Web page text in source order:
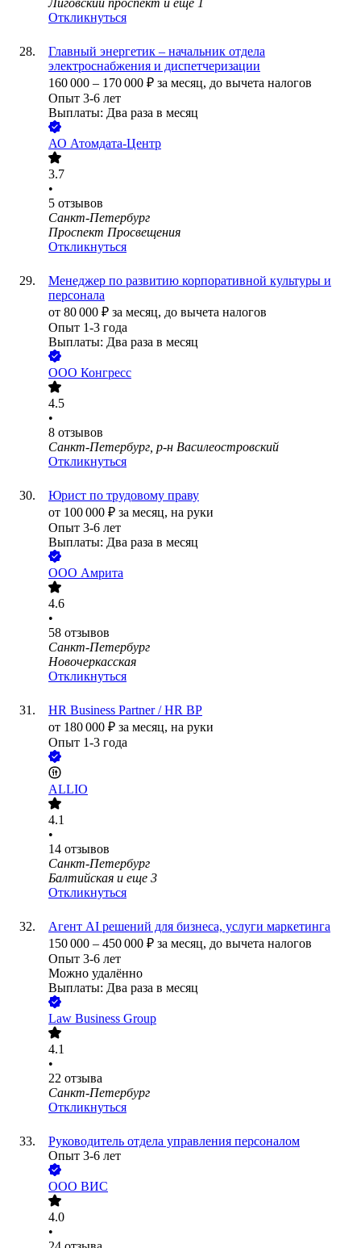
Лиговский проспект и еще 1
Откликнуться
Главный энергетик – начальник отдела
электроснабжения и диспетчеризации
160 000 – 170 000 ₽ за месяц, до вычета налогов
Опыт 3-6 лет
Выплаты: Два раза в месяц
АО Атомдата-Центр
3.7
•
5 отзывов
Санкт-Петербург
Проспект Просвещения
Откликнуться
Менеджер по развитию корпоративной культуры и
персонала
от 80 000 ₽ за месяц, до вычета налогов
Опыт 1-3 года
Выплаты: Два раза в месяц
ООО Конгресс
4.5
•
8 отзывов
Санкт-Петербург, р-н Василеостровский
Откликнуться
Юрист по трудовому праву
от 100 000 ₽ за месяц, на руки
Опыт 3-6 лет
Выплаты: Два раза в месяц
ООО Амрита
4.6
•
58 отзывов
Санкт-Петербург
Новочеркасская
Откликнуться
HR Business Partner / HR BP
от 180 000 ₽ за месяц, на руки
Опыт 1-3 года
ALLIO
4.1
•
14 отзывов
Санкт-Петербург
Балтийская и еще 3
Откликнуться
Агент AI решений для бизнеса, услуги маркетинга
150 000 – 450 000 ₽ за месяц, до вычета налогов
Опыт 3-6 лет
Можно удалённо
Выплаты: Два раза в месяц
Law Business Group
4.1
•
22 отзыва
Санкт-Петербург
Откликнуться
Руководитель отдела управления персоналом
Опыт 3-6 лет
ООО ВИС
4.0
•